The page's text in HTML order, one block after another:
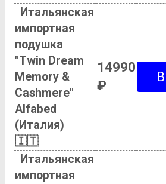
Итальянская
импортная
подушка
"Twin Dream
Memory &
Cashmere"
Alfabed
(Италия)
🇮🇹
14990
₽
Итальянская
импортная